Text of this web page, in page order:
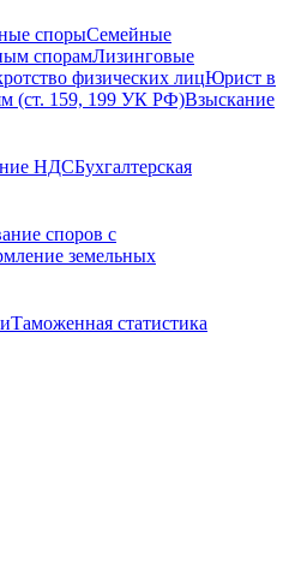
спорыСемейные
спорамЛизинговые
физических лицЮрист в
(ст. 159, 199 УК РФ)Взыскание
НДСБухгалтерская
споров с
земельных
Таможенная статистика